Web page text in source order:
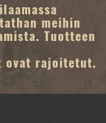
meihin
Tuotteen
ovat rajoitetut.